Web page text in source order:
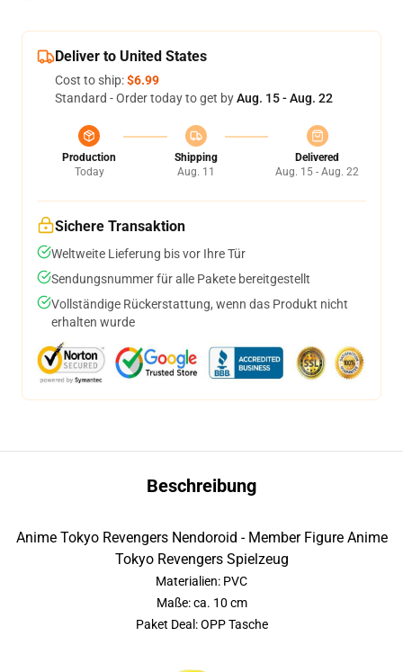
Deliver to United States
Cost to ship:$6.99
Standard - Order today to get byAug. 15 - Aug. 22
Production
Today
Shipping
Aug. 11
Delivered
Aug. 15 - Aug. 22
Sichere Transaktion
Weltweite Lieferung bis vor Ihre Tür
Sendungsnummer für alle Pakete bereitgestellt
Vollständige Rückerstattung, wenn das Produkt nicht
erhalten wurde
Beschreibung
Anime Tokyo Revengers Nendoroid - Member Figure Anime
Tokyo Revengers Spielzeug
Materialien: PVC
Maße: ca. 10 cm
Paket Deal: OPP Tasche